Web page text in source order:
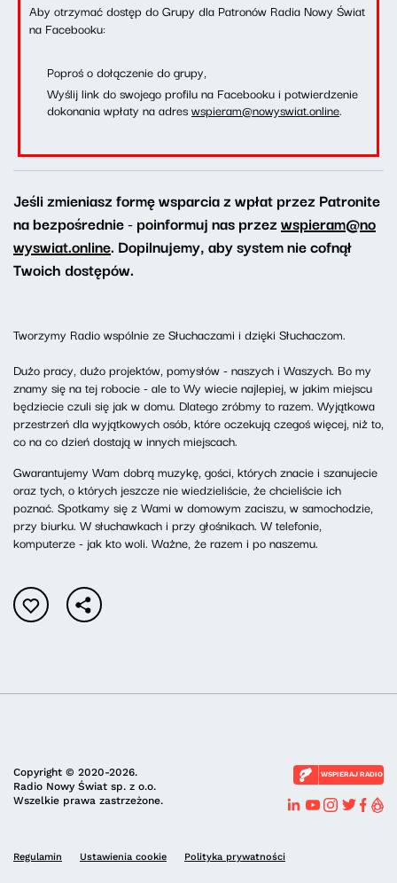
Aby otrzymać dostęp do Grupy dla Patronów Radia Nowy Świat
na Facebooku:
Poproś o dołączenie do grupy,
Wyślij link do swojego profilu na Facebooku i potwierdzenie
dokonania wpłaty na adreswspieram@nowyswiat.online.
Jeśli zmieniasz formę wsparcia z wpłat przez Patronite
na bezpośrednie - poinformuj nas przezwspieram@no
wyswiat.online. Dopilnujemy, aby system nie cofnął
Twoich dostępów.
Tworzymy Radio wspólnie ze Słuchaczami i dzięki Słuchaczom.
Dużo pracy, dużo projektów, pomysłów - naszych i Waszych. Bo my
znamy się na tej robocie - ale to Wy wiecie najlepiej, w jakim miejscu
będziecie czuli się jak w domu. Dlatego zróbmy to razem. Wyjątkowa
przestrzeń dla wyjątkowych osób, które oczekują czegoś więcej, niż to,
co na co dzień dostają w innych miejscach.
Gwarantujemy Wam dobrą muzykę, gości, których znacie i szanujecie
oraz tych, o których jeszcze nie wiedzieliście, że chcieliście ich
poznać. Spotkamy się z Wami w domowym zaciszu, w samochodzie,
przy biurku. W słuchawkach i przy głośnikach. W telefonie,
komputerze - jak kto woli. Ważne, że razem i po naszemu.
Copyright © 2020-2026.
Radio Nowy Świat sp. z o.o.
Wszelkie prawa zastrzeżone.
WSPIERAJ RADIO
Regulamin Ustawienia cookie Polityka prywatności